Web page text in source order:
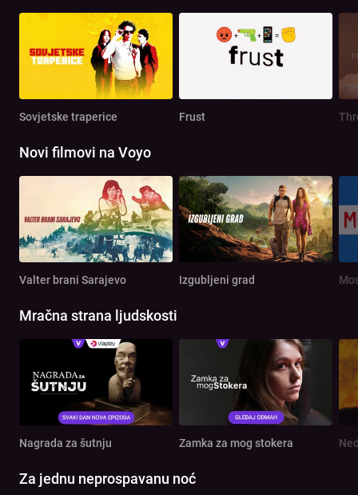
Sovjetske traperice Frust
Novi filmovi na Voyo
Valter brani Sarajevo Izgubljeni grad
Mračna strana ljudskosti
Nagrada za šutnju Zamka za mog stokera
Za jednu neprospavanu noć